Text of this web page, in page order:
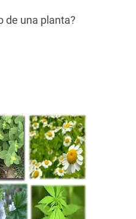
de una planta?